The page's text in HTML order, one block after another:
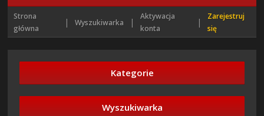
Strona
główna
| Wyszukiwarka |
Aktywacja
konta
|
Zarejestruj
się
Kategorie
Wyszukiwarka